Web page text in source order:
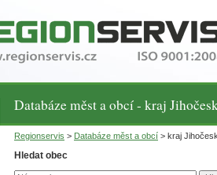
Databáze měst a obcí - kraj
Regionservis > Databáze měst a obcí > kraj
Hledat obec